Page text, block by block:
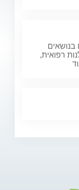
בנושאים
רפואית,